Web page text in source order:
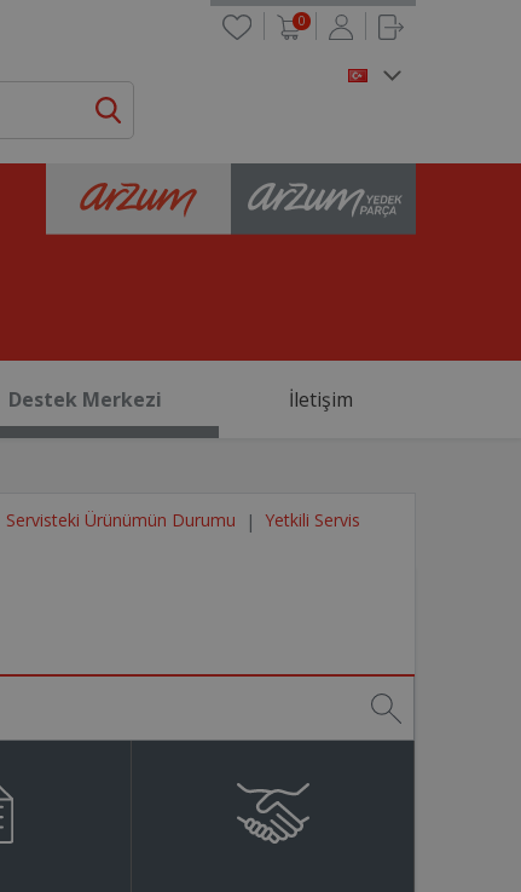
0
Destek Merkezi İletişim
Servisteki Ürünümün Durumu Yetkili Servis